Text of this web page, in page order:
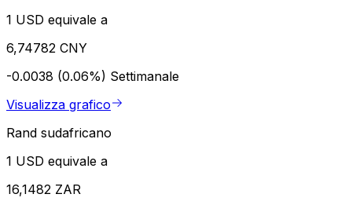
1 USD equivale a
6,74782 CNY
-0.0038 (0.06%) Settimanale
Visualizza grafico
Rand sudafricano
1 USD equivale a
16,1482 ZAR